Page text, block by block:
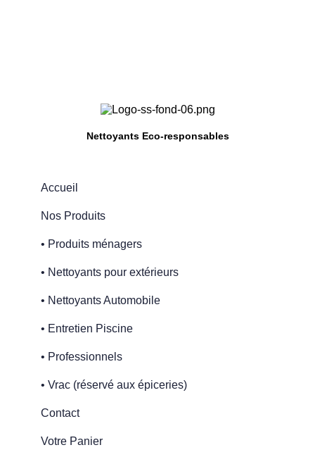
Nettoyants Eco-responsables
Accueil
Nos Produits
• Produits ménagers
• Nettoyants pour extérieurs
• Nettoyants Automobile
• Entretien Piscine
• Professionnels
• Vrac (réservé aux épiceries)
Contact
Votre Panier